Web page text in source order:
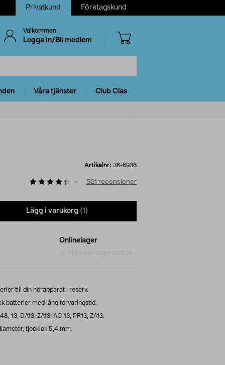
Privatkund Företagskund
Välkommen
Logga in/Bli medlem
Våra tjänster Club Clas
Artikelnr: 36-6936
521 recensioner
Lägg i varukorg (1)
Onlinelager
till din hörapparat i reserv.
batterier med lång förvaringstid.
13, DA13, ZA13, AC 13, PR13, ZA13.
tjocklek 5,4 mm.